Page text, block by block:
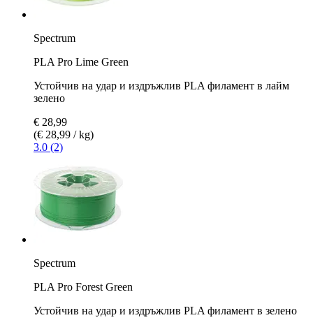
Spectrum
PLA Pro Lime Green
Устойчив на удар и издръжлив PLA филамент в лайм
зелено
€ 28,99
(€ 28,99 / kg)
3.0 (2)
Spectrum
PLA Pro Forest Green
Устойчив на удар и издръжлив PLA филамент в зелено